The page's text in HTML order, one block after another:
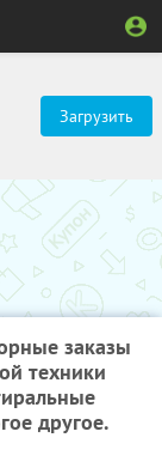
Загрузить
заказы
техники
другое.